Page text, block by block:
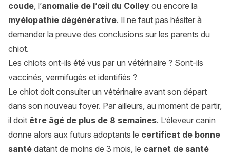
coude, l’anomalie de l’œil du Colley ou encore la
myélopathie dégénérative. Il ne faut pas hésiter à
demander la preuve des conclusions sur les parents du
chiot.
Les chiots ont-ils été vus par un vétérinaire ? Sont-ils
vaccinés, vermifugés et identifiés ?
Le chiot doit consulter un vétérinaire avant son départ
dans son nouveau foyer. Par ailleurs, au moment de partir,
il doit être âgé de plus de 8 semaines. L’éleveur canin
donne alors aux futurs adoptants le certificat de bonne
santé datant de moins de 3 mois, le carnet de santé